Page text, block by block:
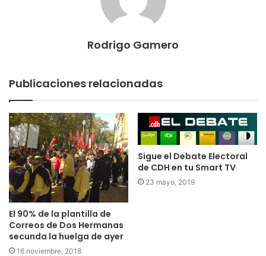
Rodrigo Gamero
Publicaciones relacionadas
El 90% de la plantilla de
Correos de Dos Hermanas
secunda la huelga de ayer
16 noviembre, 2018
Sigue el Debate Electoral
de CDH en tu Smart TV
23 mayo, 2019